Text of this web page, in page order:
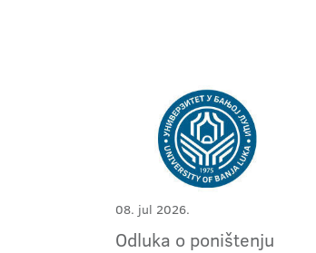
08. jul 2026.
Odluka o poništenju